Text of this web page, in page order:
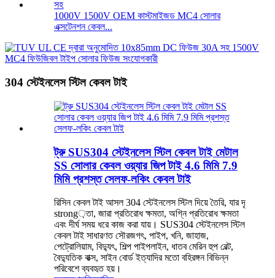
1000V 1500V OEM কাস্টমাইজড MC4 সোলার
এক্সটেনশন কেবল...
304 স্টেইনলেস স্টিল কেবল টাই
ট্রু SUS304 স্টেইনলেস স্টিল কেবল টাই মেটাল
SS সোলার কেবল ওয়্যার জিপ টাই 4.6 মিমি 7.9
মিমি প্রশস্ত সেলফ-লকিং কেবল টাই
রিসিন কেবল টাই আসল 304 স্টেইনলেস স্টিল দিয়ে তৈরি, যার দৃ
strong়তা, জারা প্রতিরোধ ক্ষমতা, অগ্নি প্রতিরোধ ক্ষমতা
এবং দীর্ঘ সময় ধরে কাজ করা যায়। SUS304 স্টেইনলেস স্টিল
কেবল টাই সাধারণত সৌরজগৎ, পাইপ, খনি, জাহাজ,
পেট্রোলিয়াম, বিদ্যুৎ, শিল্প পাইপলাইন, ধাতব মেরিন হুপ বেল্ট,
বৈদ্যুতিক বাক্স, সাইন বোর্ড ইত্যাদির মতো বহিরঙ্গন বিভিন্ন
পরিবেশে ব্যবহৃত হয়।